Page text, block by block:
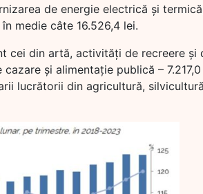
de energie electrică și
medie câte 16.526,4 lei.
cei din artă, activități de recreere și
și alimentație publică –
lucrătorii din agricultură,